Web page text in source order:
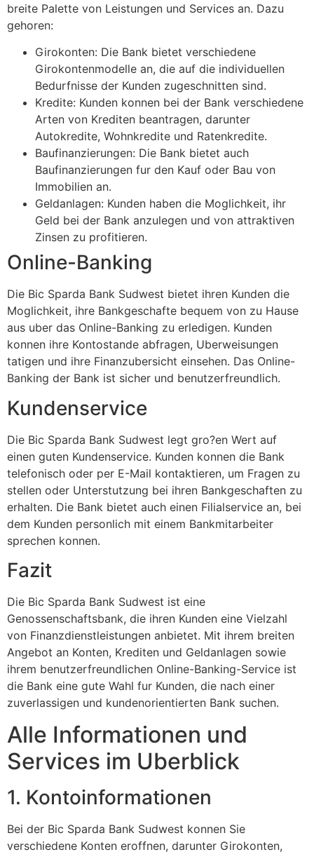
breite Palette von Leistungen und Services an. Dazu
gehoren:
Girokonten: Die Bank bietet verschiedene
Girokontenmodelle an, die auf die individuellen
Bedurfnisse der Kunden zugeschnitten sind.
Kredite: Kunden konnen bei der Bank verschiedene
Arten von Krediten beantragen, darunter
Autokredite, Wohnkredite und Ratenkredite.
Baufinanzierungen: Die Bank bietet auch
Baufinanzierungen fur den Kauf oder Bau von
Immobilien an.
Geldanlagen: Kunden haben die Moglichkeit, ihr
Geld bei der Bank anzulegen und von attraktiven
Zinsen zu profitieren.
Online-Banking
Die Bic Sparda Bank Sudwest bietet ihren Kunden die
Moglichkeit, ihre Bankgeschafte bequem von zu Hause
aus uber das Online-Banking zu erledigen. Kunden
konnen ihre Kontostande abfragen, Uberweisungen
tatigen und ihre Finanzubersicht einsehen. Das Online-
Banking der Bank ist sicher und benutzerfreundlich.
Kundenservice
Die Bic Sparda Bank Sudwest legt gro?en Wert auf
einen guten Kundenservice. Kunden konnen die Bank
telefonisch oder per E-Mail kontaktieren, um Fragen zu
stellen oder Unterstutzung bei ihren Bankgeschaften zu
erhalten. Die Bank bietet auch einen Filialservice an, bei
dem Kunden personlich mit einem Bankmitarbeiter
sprechen konnen.
Fazit
Die Bic Sparda Bank Sudwest ist eine
Genossenschaftsbank, die ihren Kunden eine Vielzahl
von Finanzdienstleistungen anbietet. Mit ihrem breiten
Angebot an Konten, Krediten und Geldanlagen sowie
ihrem benutzerfreundlichen Online-Banking-Service ist
die Bank eine gute Wahl fur Kunden, die nach einer
zuverlassigen und kundenorientierten Bank suchen.
Alle Informationen und
Services im Uberblick
1. Kontoinformationen
Bei der Bic Sparda Bank Sudwest konnen Sie
verschiedene Konten eroffnen, darunter Girokonten,